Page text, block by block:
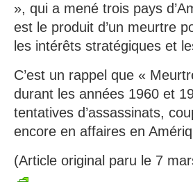
», qui a mené trois pays
est le produit d’un meurtre
les intérêts stratégiques et
C’est un rappel que «
durant les années 1960 et
tentatives d’assassinats,
encore en affaires en
(Article original paru le 7